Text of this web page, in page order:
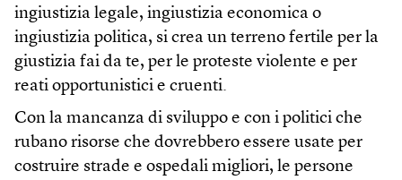
ingiustizia legale, ingiustizia economica o
ingiustizia politica, si crea un terreno fertile per la
giustizia fai da te, per le proteste violente e per
reati opportunistici e cruenti.
Con la mancanza di sviluppo e con i politici che
rubano risorse che dovrebbero essere usate per
costruire strade e ospedali migliori, le persone